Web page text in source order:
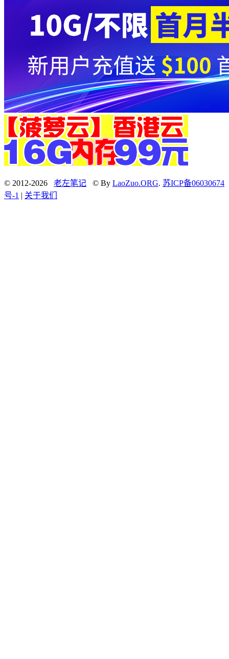
© 2012-2026 老左笔记 © By LaoZuo.ORG. 苏ICP备06030674
号-1 | 关于我们